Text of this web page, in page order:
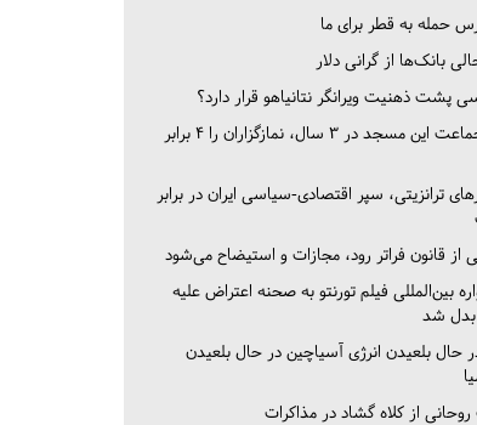
حمله به قطر برای ما
بانک‌ها از گرانی دلار
پشت ذهنیت ویرانگر نتانیاهو قرار دارد؟
امام جماعت این مسجد در ۳ سال، نمازگزاران را ۴ برابر
ترانزیتی، سپر اقتصادی-سیاسی ایران در برابر
از قانون فراتر رود، مجازات و استیضاح می‌شود
بین‌المللی فیلم تورنتو به صحنه اعتراض علیه
بدل شد
حال بلعیدن انرژی آسیاچین در حال بلعیدن
روحانی از کلاه گشاد در مذاکرات